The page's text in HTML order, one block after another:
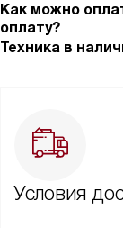
Как можно
оплату?
Техника в
Условия